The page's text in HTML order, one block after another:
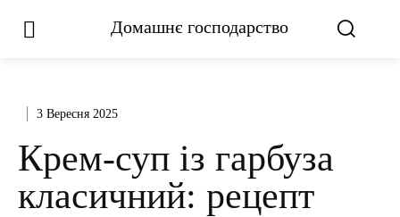
Домашнє господарство
3 Вересня 2025
Крем-суп із гарбуза
класичний: рецепт